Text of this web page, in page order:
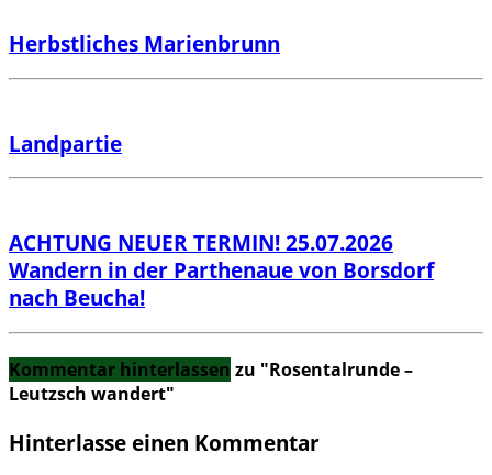
Herbstliches Marienbrunn
Landpartie
ACHTUNG NEUER TERMIN! 25.07.2026
Wandern in der Parthenaue von Borsdorf
nach Beucha!
Kommentar hinterlassen zu "Rosentalrunde –
Leutzsch wandert"
Hinterlasse einen Kommentar